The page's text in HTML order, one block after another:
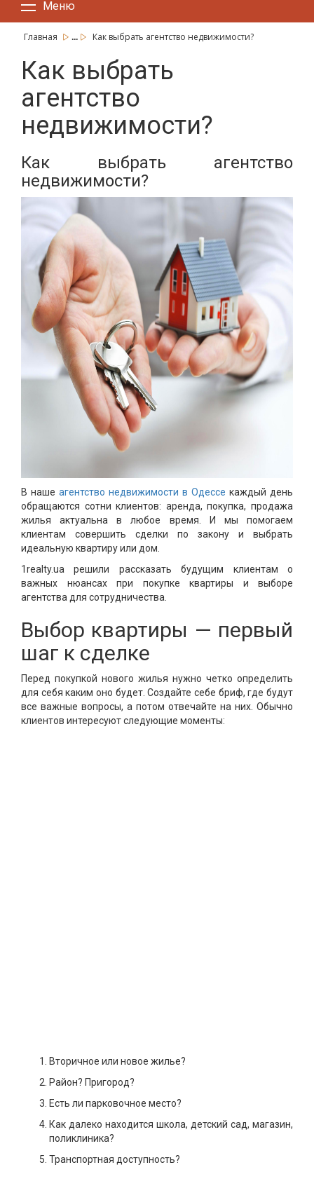
Меню
Главная ... Как выбрать агентство недвижимости?
Как выбрать
агентство
недвижимости?
Как выбрать агентство
недвижимости?
В наше агентство недвижимости в Одессе каждый день
обращаются сотни клиентов: аренда, покупка, продажа
жилья актуальна в любое время. И мы помогаем
клиентам совершить сделки по закону и выбрать
идеальную квартиру или дом.
1realty.ua решили рассказать будущим клиентам о
важных нюансах при покупке квартиры и выборе
агентства для сотрудничества.
Выбор квартиры — первый
шаг к сделке
Перед покупкой нового жилья нужно четко определить
для себя каким оно будет. Создайте себе бриф, где будут
все важные вопросы, а потом отвечайте на них. Обычно
клиентов интересуют следующие моменты:
Вторичное или новое жилье?
Район? Пригород?
Есть ли парковочное место?
Как далеко находится школа, детский сад, магазин,
поликлиника?
Транспортная доступность?